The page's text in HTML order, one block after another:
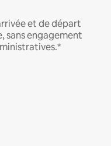
et de départ
sans engagement